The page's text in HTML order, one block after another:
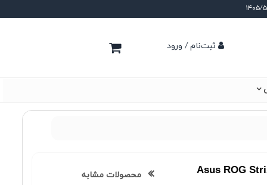
ثبت‌نام / ورود
Asus ROG محصولات مشابه